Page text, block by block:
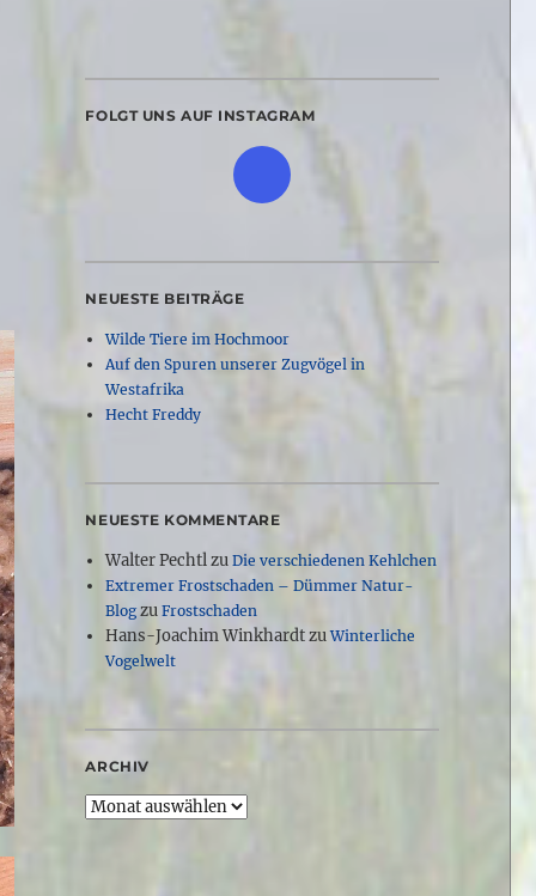
FOLGT UNS AUF INSTAGRAM
NEUESTE BEITRÄGE
Wilde Tiere im Hochmoor
Auf den Spuren unserer Zugvögel in
Westafrika
Hecht Freddy
NEUESTE KOMMENTARE
Walter Pechtlzu Die verschiedenen Kehlchen
Extremer Frostschaden – Dümmer Natur-
Blogzu Frostschaden
Hans-Joachim WinkhardtzuWinterliche
Vogelwelt
ARCHIV
Archiv